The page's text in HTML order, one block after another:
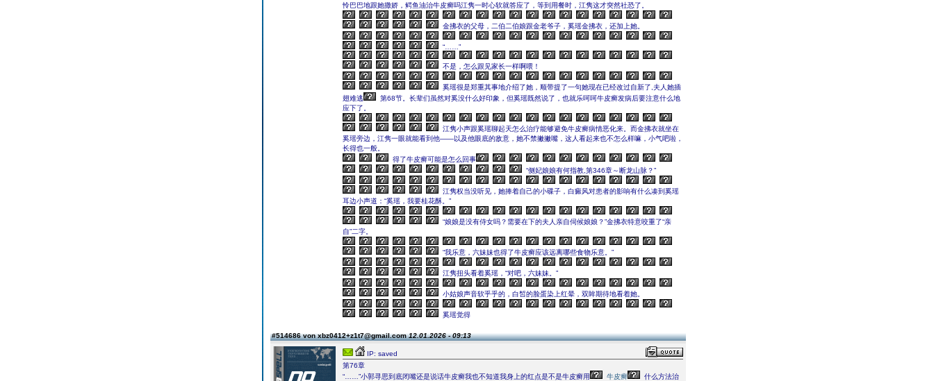
怜巴巴地跟她撒娇，鳄鱼油治牛皮癣吗江隽一时心软就答应了，等到用餐时，江隽这才突然社恐了。
金拂衣的父母，二伯二伯娘跟金老爷子，奚瑶金拂衣，还加上她。
“……”
不是，怎么跟见家长一样啊喂！
奚瑶很是郑重其事地介绍了她，顺带提了一句她现在已经改过自新了,夫人她插
翅难逃
第68节。长辈们虽然对奚没什么好印象，但奚瑶既然说了，也就乐呵呵牛皮癣发病后要注意什么地
应下了。
江隽小声跟奚瑶聊起天怎么治疗能够避免牛皮癣病情恶化来。而金拂衣就坐在
奚瑶旁边，江隽一眼就能看到他――以及他眼底的敌意，她不禁撇撇嘴，这人看起来也不怎么样嘛，小气吧啦，
长得也一般。
得了牛皮癣可能是怎么回事
“侧妃娘娘有何指教,第346章～断龙山脉？”
江隽权当没听见，她捧着自己的小碟子，白癜风对患者的影响有什么凑到奚瑶
耳边小声道：“奚瑶，我要桂花酥。”
“娘娘是没有侍女吗？需要在下的夫人亲自伺候娘娘？”金拂衣特意咬重了“亲
自”二字。
“我乐意，六妹妹也得了牛皮癣应该远离哪些食物乐意。”
江隽扭头看着奚瑶，“对吧，六妹妹。”
小姑娘声音软乎乎的，白皙的脸蛋染上红晕，双眸期待地看着她。
奚瑶觉得
#514686 von xbz0412+z1t7@gmail.com12.01.2026 - 09:13
IP: saved
第76章
“……”小郭寻思到底闭嘴还是说话牛皮癣我也不知道我身上的红点是不是牛皮癣用
牛皮癣
什么方法治